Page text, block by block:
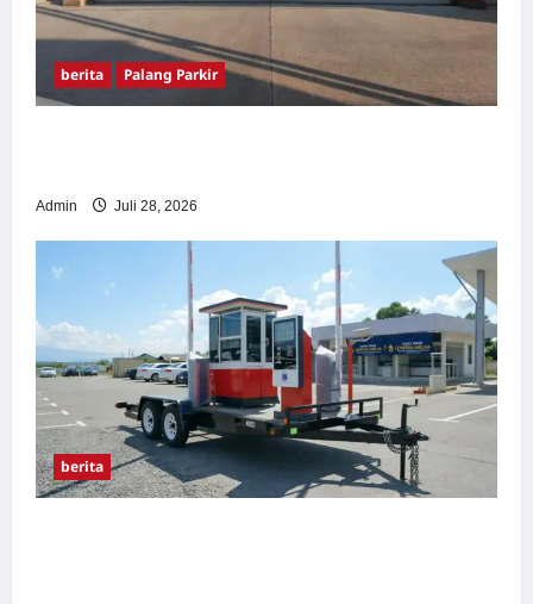
berita Palang Parkir
Admin Juli 28, 2026
berita